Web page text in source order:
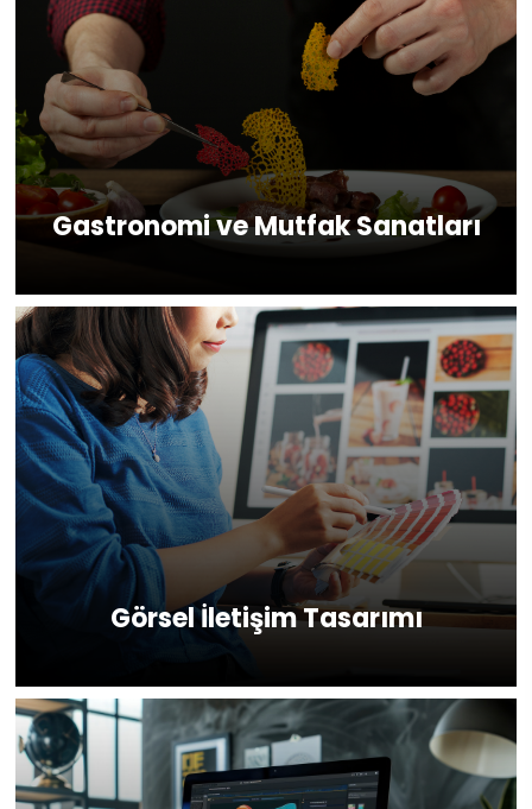
Gastronomi ve Mutfak Sanatları
Görsel İletişim Tasarımı